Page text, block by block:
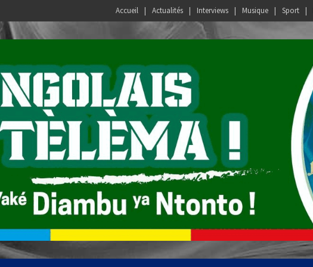
Accueil Actualités Interviews Musique Sport